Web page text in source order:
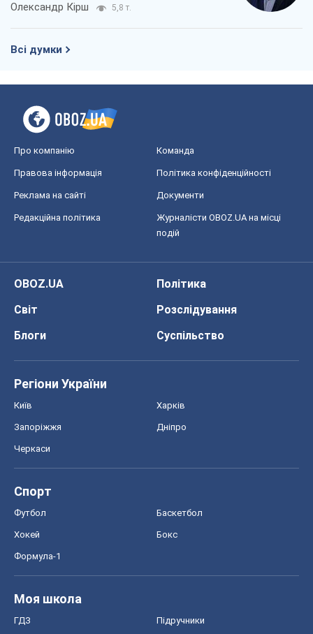
Олександр Кірш 5,8 т.
Всі думки
Про компанію Команда
Правова інформація Політика конфіденційності
Реклама на сайті Документи
Редакційна політика
Журналісти OBOZ.UA на місці
подій
OBOZ.UA
Політика
Світ
Розслідування
Блоги
Суспільство
Регіони України
Київ Харків
Запоріжжя Дніпро
Черкаси
Спорт
Футбол Баскетбол
Хокей Бокс
Формула-1
Моя школа
ГДЗ Підручники